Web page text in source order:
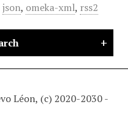
json, omeka-xml, rss2
Léon, (c) 2020-2030 -